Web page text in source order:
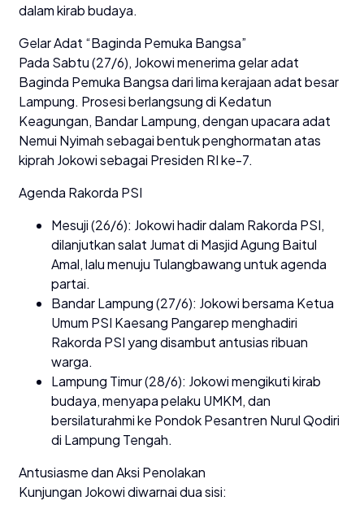
dalam kirab budaya.
Gelar Adat “Baginda Pemuka Bangsa”
Pada Sabtu (27/6), Jokowi menerima gelar adat
Baginda Pemuka Bangsa dari lima kerajaan adat besar
Lampung. Prosesi berlangsung di Kedatun
Keagungan, Bandar Lampung, dengan upacara adat
Nemui Nyimah sebagai bentuk penghormatan atas
kiprah Jokowi sebagai Presiden RI ke-7.
Agenda Rakorda PSI
Mesuji (26/6): Jokowi hadir dalam Rakorda PSI,
dilanjutkan salat Jumat di Masjid Agung Baitul
Amal, lalu menuju Tulangbawang untuk agenda
partai.
Bandar Lampung (27/6): Jokowi bersama Ketua
Umum PSI Kaesang Pangarep menghadiri
Rakorda PSI yang disambut antusias ribuan
warga.
Lampung Timur (28/6): Jokowi mengikuti kirab
budaya, menyapa pelaku UMKM, dan
bersilaturahmi ke Pondok Pesantren Nurul Qodiri
di Lampung Tengah.
Antusiasme dan Aksi Penolakan
Kunjungan Jokowi diwarnai dua sisi: